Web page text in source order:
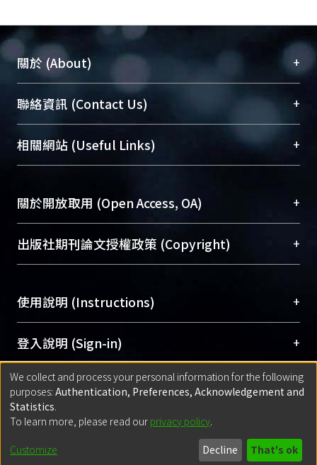
關於 (About) +
臺大位居世界頂尖大學之列，為永久珍藏及向國際
展現本校豐碩的研究成果及學術能量，圖書館整合
機構典藏（NTUR）與學術庫（AH）不同功能平
台，成為臺大學術典藏NTU scholars。期能整合研
成果。
To permanently archive and promote researcher
profiles and scholarly works, Library integrates the
services of “NTU Repository” with “Academic
聯絡資訊 (Contact Us) +
總館學科館員(Main Library)
醫學圖書館學科館員(Medical Library)
Sciences Library)
相關網站 (Useful Links) +
關於開放取用 (Open Access, OA) +
開放取用是從使用者角度提升資訊取用性的社會運
動，應用在學術研究上是透過將研究著作公開供使
用逐年攀升。同時可加速研究發展、提升研究影響
Archive）平台。 （點選深入了解OA）
出版社期刊論文授權政策 (Copyright) +
含部分內容的版權非匯入者所有，或由第三方贊
助與合作完成，請確認該版權所有者及第三方同
意提供此授權。
Please represent that the submission is your
original work, and that you have the right to
grant the rights to upload.
若欲上傳已出版的全文電子檔，可使用
policy finder
網站查詢，以確認出版單位之版權
政策。
使用說明 (Instructions) +
網站簡介(Quickstart Guide)
使用手冊(Instruction Manual)
線上預約服務(Booking Service)
登入說明 (Sign-in) +
方案一：臺灣大學計算機中心帳號登入
(With C&INC Email Account)
方案二：ORCID帳號登入(With ORCID)
匯入著作 (Submission) +
方案一：定期更新ORCID者，以ID匯入
for identifier (ORCID))
方案二：
(Default mode Submission)
Built withDSpace-CRIS software
- Extension maintained and optimized
We collect and process your personal information for the following
purposes: Authentication, Preferences, Acknowledgement and
Statistics.
To learn more, please read our privacy policy.
Customize Decline That's ok